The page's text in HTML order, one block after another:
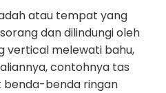
atau tempat yang
dan dilindungi oleh
vertical melewati bahu,
contohnya tas
benda-benda ringan